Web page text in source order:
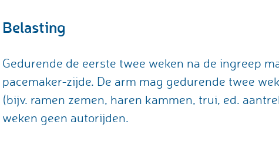
Belasting
Gedurende de eerste twee weken na de ingreep
pacemaker-zijde. De arm mag gedurende twee
(bijv. ramen zemen, haren kammen, trui, ed.
weken geen autorijden.